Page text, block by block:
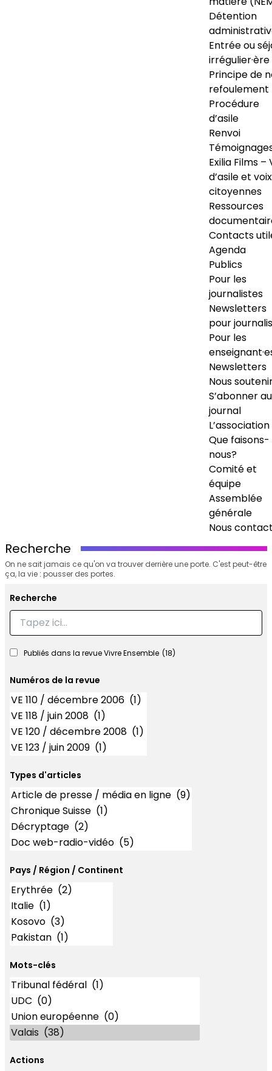
Détention
Entrée ou
irrégulier·ère
Principe de
refoulement
Procédure
d’asile
Renvoi
Exilia Films –
d’asile et voix
citoyennes
Ressources
Contacts
Agenda
Publics
Pour les
journalistes
Newsletters
pour
Pour les
Newsletters
Nous
S’abonner au
journal
L’association
Que faisons-
nous?
Comité et
équipe
Assemblée
générale
Nous
Recherche
On ne sait jamais ce qu'on va trouver derrière une porte. C'est peut-être
ça, la vie : pousser des portes.
Recherche
Recherche
Publiés dans la revue Vivre Ensemble (18)
Numéros de la revue
Numéros
Types d'articles
Types d'articles
Pays / Région / Continent
Mots-clés
Mots-clés
Actions